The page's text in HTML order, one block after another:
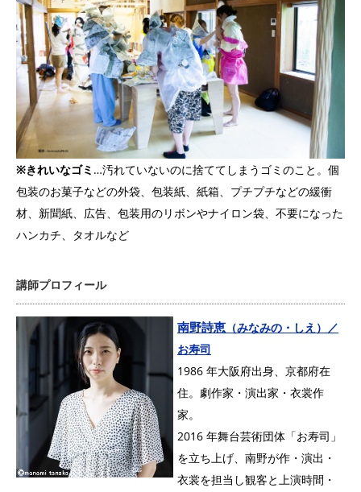
※きれいなゴミ …汚れていないのに捨ててしまうゴミのこと。個
包装のお菓子などの外袋、包装紙、紙箱、プチプチなどの緩衝
材、新聞紙、広告、包装用のリボンやナイロン袋、不要になった
ハンカチ、タオルなど
講師プロフィール
南野詩恵 （みなみの・しえ）／
お寿司
1986 年大阪府出身、京都府在
住。劇作家・演出家・衣裳作
家。
2016 年舞台芸術団体「お寿司」
を立ち上げ、南野が作・演出・
衣裳を担当し観客と上演時間・